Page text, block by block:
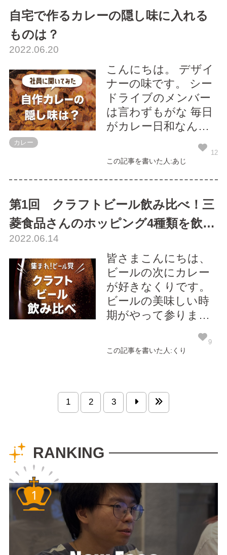
バルト海沿岸の最も
南にある国で、ポー
接しています。 久々
に帰郷して友達とレ
ス...
カレー
自宅で作るカレーの隠し味に入れる
ものは？
2022.06.20
こんにちは。 デザイ
ナーの味です。 シー
ドライブのメンバー
は言わずもがな 毎日
がカレー日和なんで
カレーにまみれて
日々送っているんで
すが。 外食はもちろ
ん、自宅でもカレー
を作ったりします。
今回はそんなメンバ
ーに、 自宅で作るカ
入れている...
この記事を書いた人:あじ
12
第1回 クラフトビール飲み比べ！三
菱食品さんのホッピング4種類を飲ん
でみた
2022.06.14
皆さまこんにちは、
ビールの次にカレー
が好きなくりです。
ビールの美味しい時
期がやって参りまし
ードライブのお酒好
きが集まって第1回
（次回以降の開催も
願って、あえて第1回
べをさせていただい
この記事を書いた人:くり
9
1 2 3
RANKING